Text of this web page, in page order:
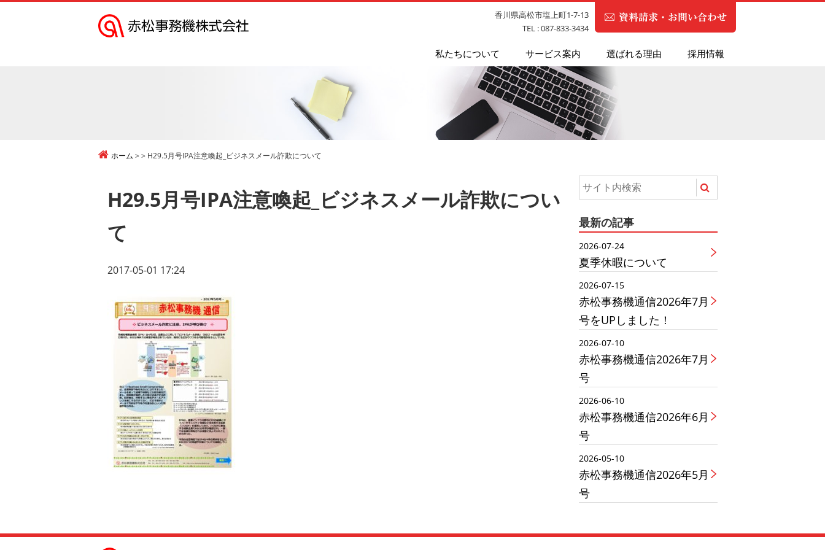
会
私たちについて サービス案内 選ばれる理由 採用情報
香川県高松市塩上町1-7-13
TEL : 087-833-3434
ホーム H29.5月号IPA注意喚起_ビジネスメール詐欺について
H29.5月号IPA注意喚起_ビジネスメール詐欺につい
て
2017-05-01 17:24
最新の記事
2026-07-24
夏季休暇について
2026-07-15
赤松事務機通信2026年7月
号をUPしました！
2026-07-10
赤松事務機通信2026年7月
号
2026-06-10
赤松事務機通信2026年6月
号
2026-05-10
赤松事務機通信2026年5月
号